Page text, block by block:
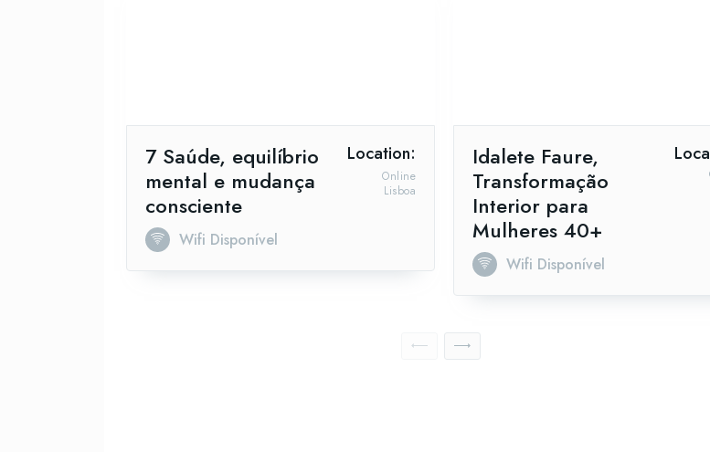
7 Saúde, equilíbrio
mental e mudança
consciente
Wifi Disponível
Location:
Lisboa
Online
Idalete Faure,
Transformação
Interior para
Mulheres 40+
Wifi Disponível